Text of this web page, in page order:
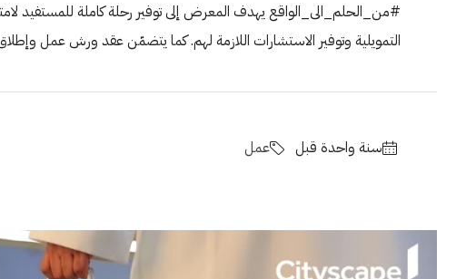
#من_الحلم_الى_الواقع يهدف المعرض إلى توفير رحلة كاملة للمستفيد
التمويلية وتوفير الاستشارات اللازمة لهم. كما يتضمّن عقد ورش عمل
‏سنة واحدة قبل عمل